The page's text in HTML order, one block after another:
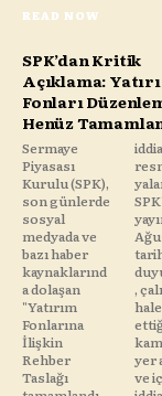
READ NOW
SPK’dan Kritik
Açıklama:
Fonları
Henüz
Sermaye
Piyasası
Kurulu (SPK),
son günlerde
sosyal
medyada ve
bazı haber
kaynaklarınd
a dolaşan
"Yatırım
Fonlarına
İlişkin
Rehber
Taslağı
iddialarını
resmen
yalanladı.
SPK'nın
yayımladığı 1
Ağustos 2026
tarihli basın
duyurusunda
, çalışmaların
halen devam
ettiği,
kamuoyunda
yer alan tarih
ve içerik